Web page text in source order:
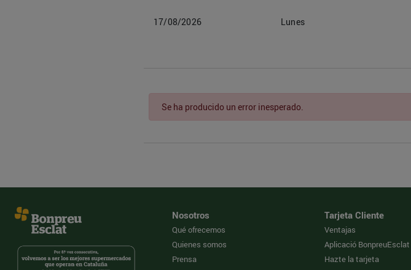
17/08/2026 Lunes
Se ha producido un error inesperado.
Nosotros
Qué ofrecemos
Quienes somos
Prensa
Tarjeta Cliente
Ventajas
Aplicació BonpreuEsclat
Hazte la tarjeta